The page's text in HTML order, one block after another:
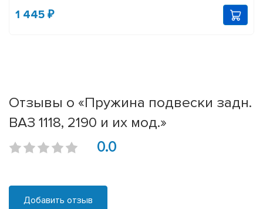
1 445 ₽
Отзывы о «Пружина подвески задн.
ВАЗ 1118, 2190 и их мод.»
0.0
Добавить отзыв